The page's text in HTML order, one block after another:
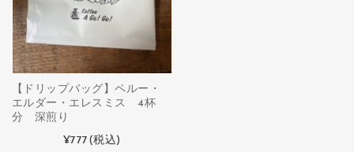
【ドリップバッグ】ペルー・
エルダー・エレスミス 4杯
分 深煎り
¥777 (税込)